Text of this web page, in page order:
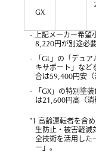
GX
- 上記メーカー希望
8,220円が別途必要
- 「GL」の「デュア
キサポート」など
合は59,400円安（
- 「GX」の特別塗
は21,600円高（消
*1 高齢運転者を含
生防止・被害軽減
全技術を活用した
ー」。